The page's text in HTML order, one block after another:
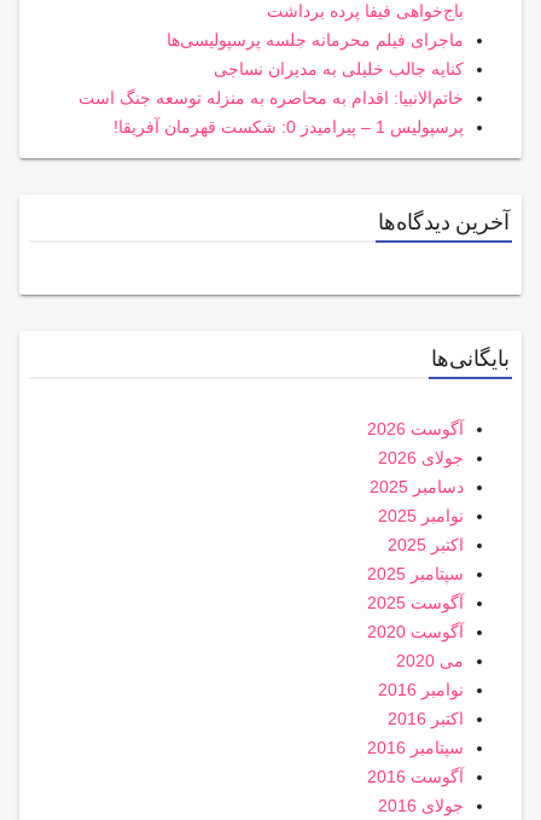
باج‌خواهی فیفا پرده برداشت
ماجرای فیلم محرمانه جلسه پرسپولیسی‌ها
کنایه جالب خلیلی به مدیران نساجی
خاتم‌الانبیا: اقدام به محاصره به منزله توسعه جنگ است
پرسپولیس 1 – پیرامیدز 0: شکست قهرمان آفریقا!
آخرین دیدگاه‌ها
بایگانی‌ها
آگوست 2026
جولای 2026
دسامبر 2025
نوامبر 2025
اکتبر 2025
سپتامبر 2025
آگوست 2025
آگوست 2020
می 2020
نوامبر 2016
اکتبر 2016
سپتامبر 2016
آگوست 2016
جولای 2016